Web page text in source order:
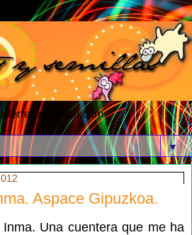
▼
Aspace Gipuzkoa.
Una cuentera que me ha